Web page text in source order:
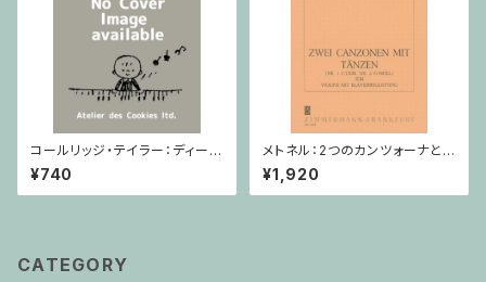
コールリッジ・テイラー：ディープ
リバー Op.59,No.10 / ヴァイオ
リン・ピアノ
¥740
メトネル：2つのカンツォーナとダ
ンス Op. 43 / ヴァイオリン・ピ
アノ
¥1,920
CATEGORY